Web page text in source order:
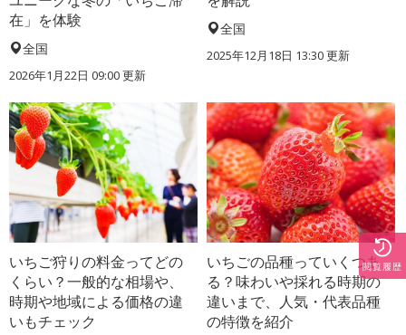
在」を体験
全国
2026年1月22日 09:00 更新
全国
2025年12月18日 13:30 更新
いちご狩りの料金ってどの
くらい？一般的な相場や、
時期や地域による価格の違
いもチェック
いちごの品種っていくつあ
る？味わいや採れる時期の
違いまで、人気・代表品種
の特徴を紹介
閲覧履歴